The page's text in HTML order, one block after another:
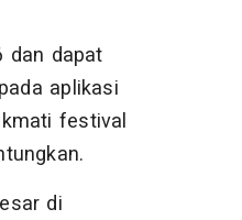
dan dapat
aplikasi
festival
di